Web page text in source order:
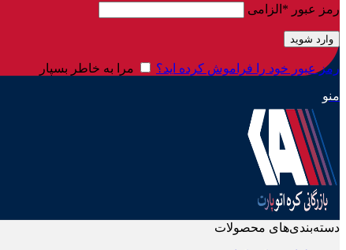
رمز عبور * الزامی
وارد شوید
رمز عبور خود را فراموش کرده اید؟ مرا به خاطر بسپار
منو
دسته‌بندی‌های محصولات